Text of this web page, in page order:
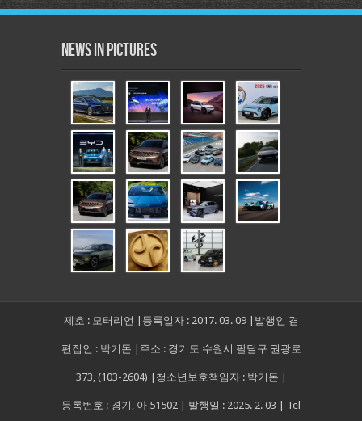
News in Pictures
제호 : 모터리언 |등록일자 : 2017. 03. 09 |발행인 겸
편집인 : 박기돈 |주소 : 경기도 수원시 팔달구 권광로
373, (103-2604) |청소년보호책임자 : 박기돈 |
등록번호 : 경기, 아 51502 | 발행일 : 2025. 2. 03 | Tel